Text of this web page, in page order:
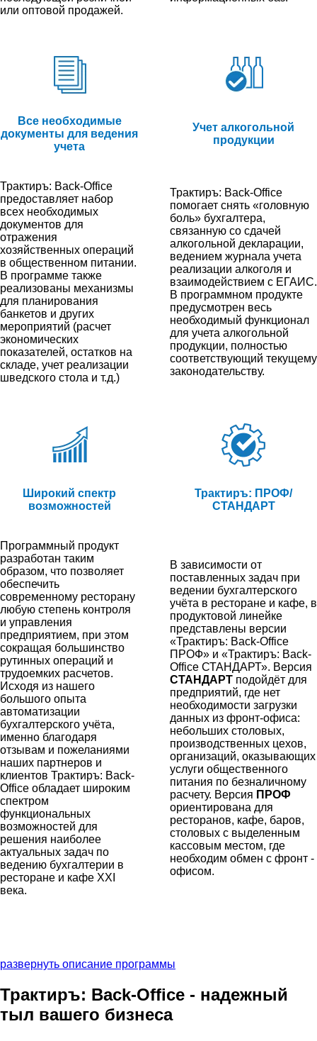
или оптовой продажей.
Все необходимые
документы для ведения
учета
Учет алкогольной
продукции
Трактиръ: Back-Office
предоставляет набор
всех необходимых
документов для
отражения
хозяйственных операций
в общественном питании.
В программе также
реализованы механизмы
для планирования
банкетов и других
мероприятий (расчет
экономических
показателей, остатков на
складе, учет реализации
шведского стола и т.д.)
Трактиръ: Back-Office
помогает снять «головную
боль» бухгалтера,
связанную со сдачей
алкогольной декларации,
ведением журнала учета
реализации алкоголя и
взаимодействием с ЕГАИС.
В программном продукте
предусмотрен весь
необходимый функционал
для учета алкогольной
продукции, полностью
соответствующий текущему
законодательству.
Широкий спектр
возможностей
Трактиръ: ПРОФ/
СТАНДАРТ
Программный продукт
разработан таким
образом, что позволяет
обеспечить
современному ресторану
любую степень контроля
и управления
предприятием, при этом
сокращая большинство
рутинных операций и
трудоемких расчетов.
Исходя из нашего
большого опыта
автоматизации
бухгалтерского учёта,
именно благодаря
отзывам и пожеланиями
наших партнеров и
клиентов Трактиръ: Back-
Office обладает широким
спектром
функциональных
возможностей для
решения наиболее
актуальных задач по
ведению бухгалтерии в
ресторане и кафе XXI
века.
В зависимости от
поставленных задач при
ведении бухгалтерского
учёта в ресторане и кафе, в
продуктовой линейке
представлены версии
«Трактиръ: Back-Office
ПРОФ» и «Трактиръ: Back-
Office СТАНДАРТ». Версия
СТАНДАРТ подойдёт для
предприятий, где нет
необходимости загрузки
данных из фронт-офиса:
небольших столовых,
производственных цехов,
организаций, оказывающих
услуги общественного
питания по безналичному
расчету. Версия ПРОФ
ориентирована для
ресторанов, кафе, баров,
столовых с выделенным
кассовым местом, где
необходим обмен с фронт -
офисом.
развернуть описание программы
Трактиръ: Back-Office - надежный
тыл вашего бизнеса